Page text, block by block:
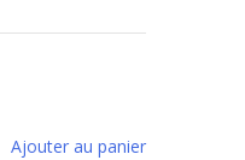
Ajouter au panier